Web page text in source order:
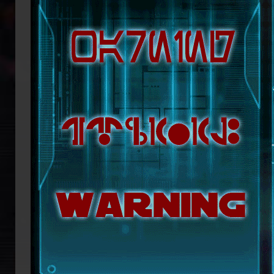
republikanische Anführerin Mon
Lage ist, möglicherweise bald die
Doch das bröckelnde Imperium ist
Truppenverbände vom Imperium
Coruscant über das weitere
mit blutiger Entschlossenheit die
Imperators. Mit seiner Armada
ihn mit der Einnahme von
Eindruck einer erneuten
sichert sich Vesperum die Loyalität